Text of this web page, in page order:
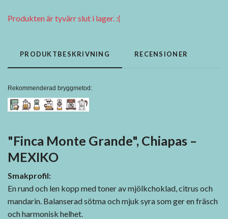
Produkten är tyvärr slut i lager. :(
PRODUKTBESKRIVNING RECENSIONER
Rekommenderad bryggmetod:
"Finca Monte Grande", Chiapas –
MEXIKO
Smakprofil:
En rund och len kopp med toner av mjölkchoklad, citrus och
mandarin. Balanserad sötma och mjuk syra som ger en fräsch
och harmonisk helhet.